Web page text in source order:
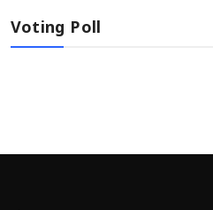
Voting Poll